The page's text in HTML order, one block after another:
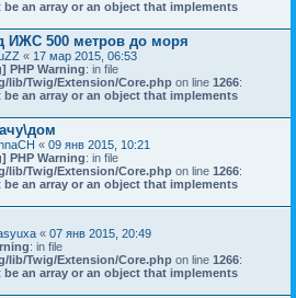
an array or an object that implements
ИЖС 500 метров до моря
« 17 мар 2015, 06:53
PHP Warning: in file
lib/Twig/Extension/Core.php on line 1266:
an array or an object that implements
« 09 янв 2015, 10:21
PHP Warning: in file
lib/Twig/Extension/Core.php on line 1266:
an array or an object that implements
« 07 янв 2015, 20:49
: in file
lib/Twig/Extension/Core.php on line 1266:
an array or an object that implements